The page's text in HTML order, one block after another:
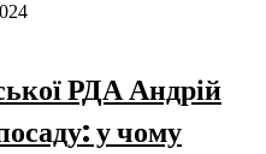
РДА Андрій
у чому